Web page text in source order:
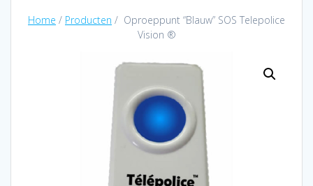
Home / Producten / Oproeppunt “Blauw” SOS Telepolice
Vision ®